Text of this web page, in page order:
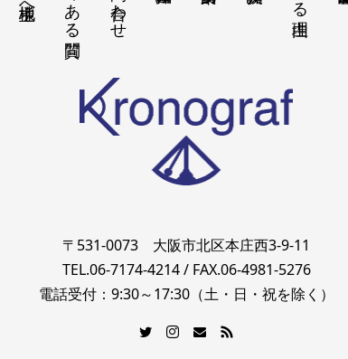
〒531-0073 大阪市北区本庄西3-9-11
TEL.06-7174-4214 / FAX.06-4981-5276
電話受付：9:30～17:30（土・日・祝を除く）